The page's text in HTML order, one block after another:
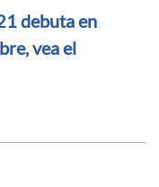
debuta en
vea el